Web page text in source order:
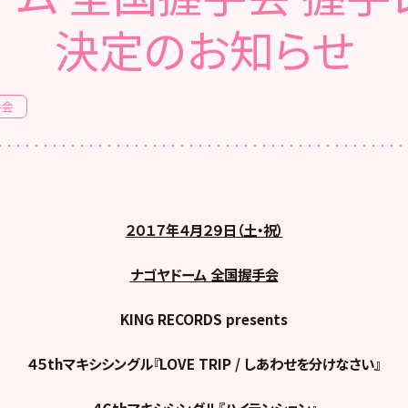
決定のお知らせ
２０１７年４月２９日（土・祝）
ナゴヤドーム 全国握手会
KING RECORDS presents
４５thマキシシングル『LOVE TRIP / しあわせを分けなさい』